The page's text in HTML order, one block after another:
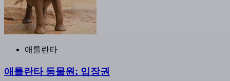
애틀란타
애틀란타 동물원: 입장권